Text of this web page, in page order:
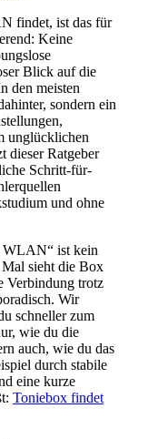
findet, ist das für
Keine
Blick auf die
den meisten
sondern ein
unglücklichen
dieser Ratgeber
Schritt-für-
und ohne
WLAN“ ist kein
Mal sieht die Box
Verbindung trotz
Wir
schneller zum
wie du die
auch, wie du das
durch stabile
eine kurze
Toniebox findet